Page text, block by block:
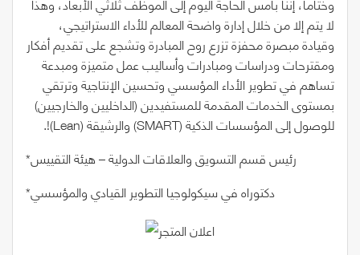
لا يتم إلا من خلال إدارة واضحة المعالم للأداء الاستراتيجي،
وقيادة مبصرة محفزة تزرع روح المبادرة وتشجع على تقديم أفكار
ومقترحات ودراسات ومبادرات وأساليب عمل متميزة ومبدعة
تساهم في تطوير الأداء المؤسسي وتحسين الإنتاجية وترتقي
بمستوى الخدمات المقدمة للمستفيدين (الداخليين والخارجيين)
للوصول إلى المؤسسات الذكية(SMART) والرشيقة(Lean)
!.
*رئيس قسم التسويق والعلاقات الدولية – هيئة التقييس
*دكتوراه في سيكولوجيا التطوير القيادي والمؤسسي